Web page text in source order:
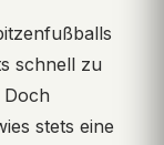
schnell zu
Doch
stets eine